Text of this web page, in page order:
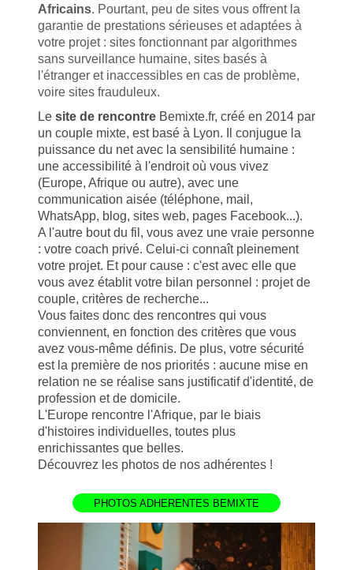
Africains. Pourtant, peu de sites vous offrent la
garantie de prestations sérieuses et adaptées à
votre projet : sites fonctionnant par algorithmes
sans surveillance humaine, sites basés à
l'étranger et inaccessibles en cas de problème,
voire sites frauduleux.
Le site de rencontre Bemixte.fr, créé en 2014 par
un couple mixte, est basé à Lyon. Il conjugue la
puissance du net avec la sensibilité humaine :
une accessibilité à l'endroit où vous vivez
(Europe, Afrique ou autre), avec une
communication aisée (téléphone, mail,
WhatsApp, blog, sites web, pages Facebook...).
A l'autre bout du fil, vous avez une vraie personne
: votre coach privé. Celui-ci connaît pleinement
votre projet. Et pour cause : c'est avec elle que
vous avez établit votre bilan personnel : projet de
couple, critères de recherche...
Vous faites donc des rencontres qui vous
conviennent, en fonction des critères que vous
avez vous-même définis. De plus, votre sécurité
est la première de nos priorités : aucune mise en
relation ne se réalise sans justificatif d'identité, de
profession et de domicile.
L'Europe rencontre l'Afrique, par le biais
d'histoires individuelles, toutes plus
enrichissantes que belles.
Découvrez les photos de nos adhérentes !
PHOTOS ADHERENTES BEMIXTE